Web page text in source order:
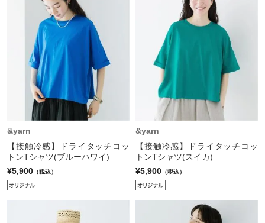
&yarn
【接触冷感】ドライタッチコッ
トンTシャツ(ブルーハワイ)
¥5,900 （税込）
&yarn
【接触冷感】ドライタッチコッ
トンTシャツ(スイカ)
¥5,900 （税込）